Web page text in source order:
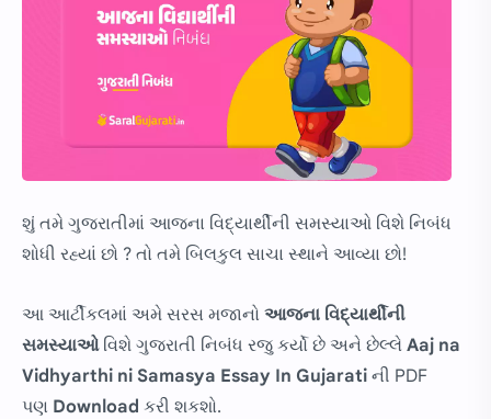
શું તમે ગુજરાતીમાં આજના વિદ્યાર્થીની સમસ્યાઓ વિશે નિબંધ
શોધી રહ્યાં છો ? તો તમે બિલકુલ સાચા સ્થાને આવ્યા છો!
આ આર્ટીકલમાં અમે સરસ મજાનો આજના વિદ્યાર્થીની
સમસ્યાઓ વિશે ગુજરાતી નિબંધ રજુ કર્યો છે અને છેલ્લે Aaj na
Vidhyarthi ni Samasya Essay In Gujarati ની PDF
પણ Download કરી શકશો.